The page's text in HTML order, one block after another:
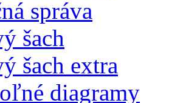
správa
šach
šach extra
diagramy